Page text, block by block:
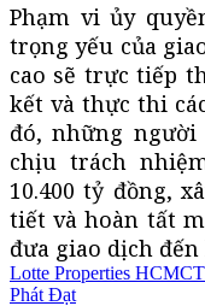
Phạm vi ủy
trọng yếu của
cao sẽ trực tiếp
kết và thực thi
đó, những
chịu trách
10.400 tỷ đồng,
tiết và hoàn tất
đưa giao dịch
Lotte Properties HCMC
Phát Đạt